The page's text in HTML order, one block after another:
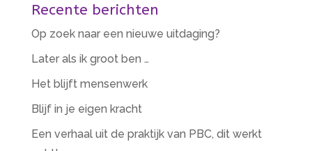
a
t
i
:
Recente berichten
Op zoek naar een nieuwe uitdaging?
Later als ik groot ben …
Het blijft mensenwerk
Blijf in je eigen kracht
Een verhaal uit de praktijk van PBC, dit werkt